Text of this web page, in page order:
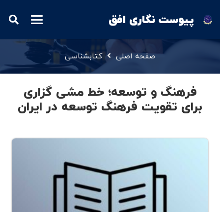
پیوست نگاری افق
صفحه اصلی کتابشناسی
فرهنگ و توسعه؛ خط مشی گزاری
برای تقویت فرهنگ توسعه در ایران